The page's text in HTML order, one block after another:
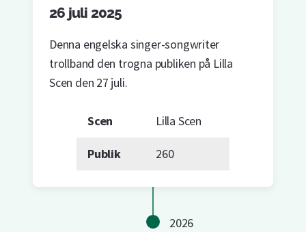
26 juli 2025
Denna engelska singer-songwriter
trollband den trogna publiken på Lilla
Scen den 27 juli.
Scen Lilla Scen
Publik 260
2026